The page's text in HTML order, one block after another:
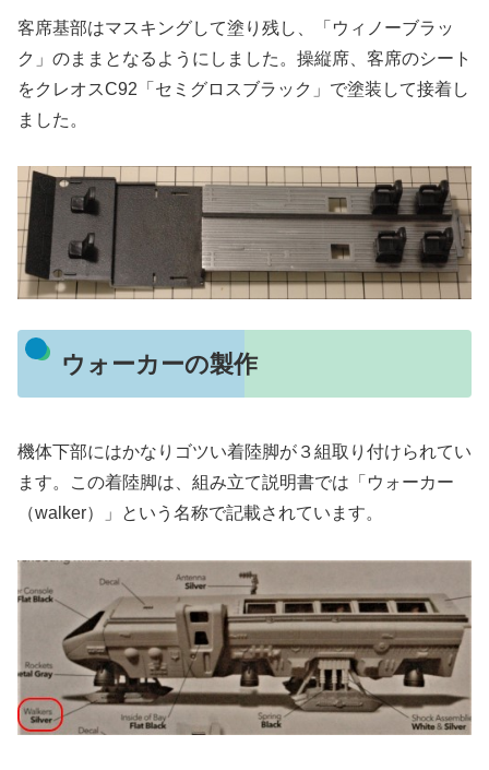
客席基部はマスキングして塗り残し、「ウィノーブラッ
ク」のままとなるようにしました。操縦席、客席のシート
をクレオスC92「セミグロスブラック」で塗装して接着し
ました。
ウォーカーの製作
機体下部にはかなりゴツい着陸脚が３組取り付けられてい
ます。この着陸脚は、組み立て説明書では「ウォーカー
（walker）」という名称で記載されています。